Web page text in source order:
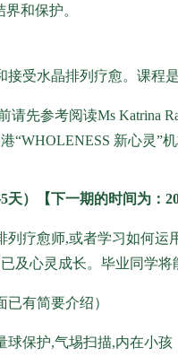
和保护。
接受水晶排列疗愈。课程
先参考阅读Ms Katrina
“WHOLENESS 新心灵”
） 【下一期的时间为：
列疗愈师,或者学习如何
及心灵成长。毕业同学
有简要介绍）
球保护,气埸扫描,内在小孩